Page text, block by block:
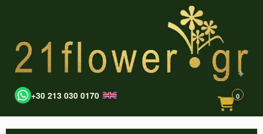
+30 213 030 0170 0